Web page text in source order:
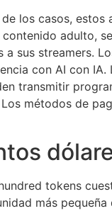
de los casos,
adulto,
a sus streamers.
con AI con
transmitir
métodos de
tokens
más